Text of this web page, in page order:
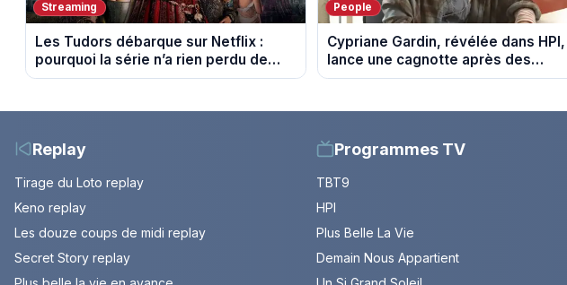
Streaming
Les Tudors débarque sur Netflix :
pourquoi la série n’a rien perdu de
son pouvoir
People
Cypriane Gardin, révélée dans HPI,
lance une cagnotte après des
difficultés financières
Replay
Tirage du Loto replay
Keno replay
Les douze coups de midi replay
Secret Story replay
Programmes TV
TBT9
HPI
Plus Belle La Vie
Demain Nous Appartient